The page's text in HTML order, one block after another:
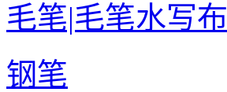
毛笔|毛笔水写布
钢笔